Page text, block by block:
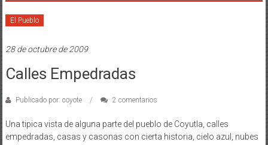
El Pueblo
28 de octubre de 2009
Calles Empedradas
Publicado por: coyote 2 comentarios
Una tipica vista de alguna parte del pueblo de Coyutla, calles
empedradas, casas y casonas con cierta historia, cielo azul, nubes